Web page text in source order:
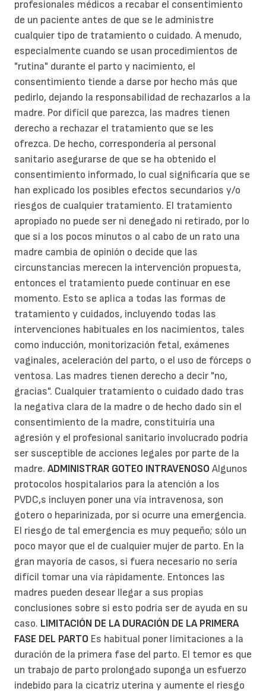
profesionales médicos a recabar el consentimiento
de un paciente antes de que se le administre
cualquier tipo de tratamiento o cuidado. A menudo,
especialmente cuando se usan procedimientos de
"rutina" durante el parto y nacimiento, el
consentimiento tiende a darse por hecho más que
pedirlo, dejando la responsabilidad de rechazarlos a la
madre. Por difícil que parezca, las madres tienen
derecho a rechazar el tratamiento que se les
ofrezca. De hecho, correspondería al personal
sanitario asegurarse de que se ha obtenido el
consentimiento informado, lo cual significaría que se
han explicado los posibles efectos secundarios y/o
riesgos de cualquier tratamiento. El tratamiento
apropiado no puede ser ni denegado ni retirado, por lo
que si a los pocos minutos o al cabo de un rato una
madre cambia de opinión o decide que las
circunstancias merecen la intervención propuesta,
entonces el tratamiento puede continuar en ese
momento. Esto se aplica a todas las formas de
tratamiento y cuidados, incluyendo todas las
intervenciones habituales en los nacimientos, tales
como inducción, monitorización fetal, exámenes
vaginales, aceleración del parto, o el uso de fórceps o
ventosa. Las madres tienen derecho a decir "no,
gracias". Cualquier tratamiento o cuidado dado tras
la negativa clara de la madre o de hecho dado sin el
consentimiento de la madre, constituiría una
agresión y el profesional sanitario involucrado podría
ser susceptible de acciones legales por parte de la
madre. ADMINISTRAR GOTEO INTRAVENOSO Algunos
protocolos hospitalarios para la atención a los
PVDC,s incluyen poner una vía intravenosa, son
gotero o heparinizada, por si ocurre una emergencia.
El riesgo de tal emergencia es muy pequeño; sólo un
poco mayor que el de cualquier mujer de parto. En la
gran mayoría de casos, si fuera necesario no sería
difícil tomar una vía rápidamente. Entonces las
madres pueden desear llegar a sus propias
conclusiones sobre si esto podría ser de ayuda en su
caso. LIMITACIÓN DE LA DURACIÓN DE LA PRIMERA
FASE DEL PARTO Es habitual poner limitaciones a la
duración de la primera fase del parto. El temor es que
un trabajo de parto prolongado suponga un esfuerzo
indebido para la cicatriz uterina y aumente el riesgo